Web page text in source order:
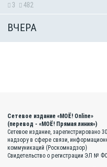
3 482
ВЧЕРА
Сетевое издание «МОЁ! Online»
(перевод - «МОЁ! Прямая линия»)
Сетевое издание, зарегистрировано
надзору в сфере связи,
коммуникаций (Роскомнадзор)
Свидетельство о регистрации ЭЛ №